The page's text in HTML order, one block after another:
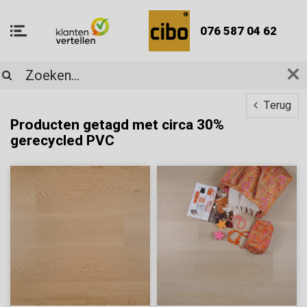
076 587 04 62
Terug
Producten getagd met circa 30%
gerecycled PVC